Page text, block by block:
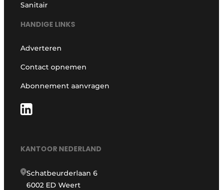
Sanitair
HANDIGE LINKS
Adverteren
Contact opnemen
Abonnement aanvragen
KANTOOR NEDERLAND
Schatbeurderlaan 6
6002 ED Weert